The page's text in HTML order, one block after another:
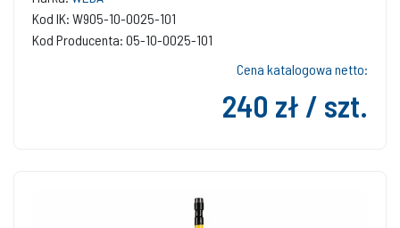
Kod IK: W905-10-0025-101
Kod Producenta: 05-10-0025-101
Cena katalogowa netto:
240 zł / szt.